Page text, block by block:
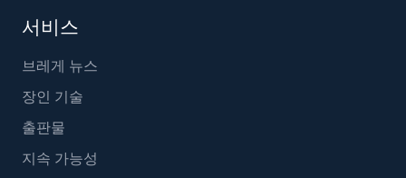
서비스
브레게 뉴스
장인 기술
출판물
지속 가능성